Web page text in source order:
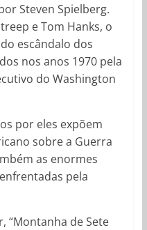
Steven Spielberg.
e Tom Hanks, o
escândalo dos
nos anos 1970 pela
do Washington
por eles expõem
sobre a Guerra
as enormes
pela
“Montanha de Sete